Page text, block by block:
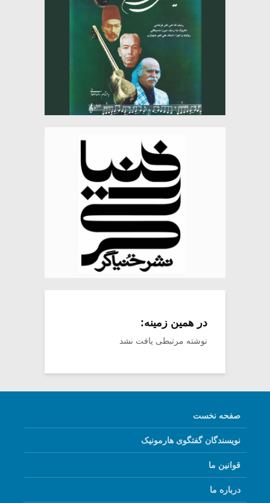
در همین زمینه:
نوشته مرتبطی یافت نشد
صفحه نخست
نویسندگان گفتگوی هارمونیک
قوانین ما
درباره ما